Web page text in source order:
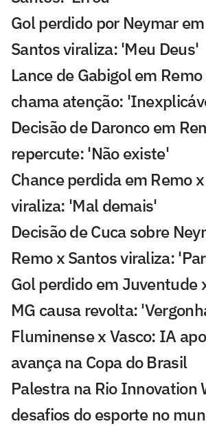
Gol perdido por Neymar
Santos viraliza: 'Meu Deus'
Lance de Gabigol em
chama atenção:
Decisão de Daronco em
repercute: 'Não existe'
Chance perdida em Remo
viraliza: 'Mal demais'
Decisão de Cuca sobre
Remo x Santos viraliza:
Gol perdido em Juventude
MG causa revolta:
Fluminense x Vasco: IA
avança na Copa do Brasil
Palestra na Rio Innovation
desafios do esporte no